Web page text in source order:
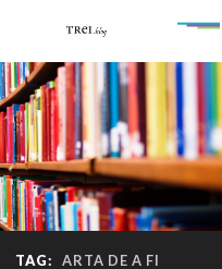
TAG: ARTA DE A FI